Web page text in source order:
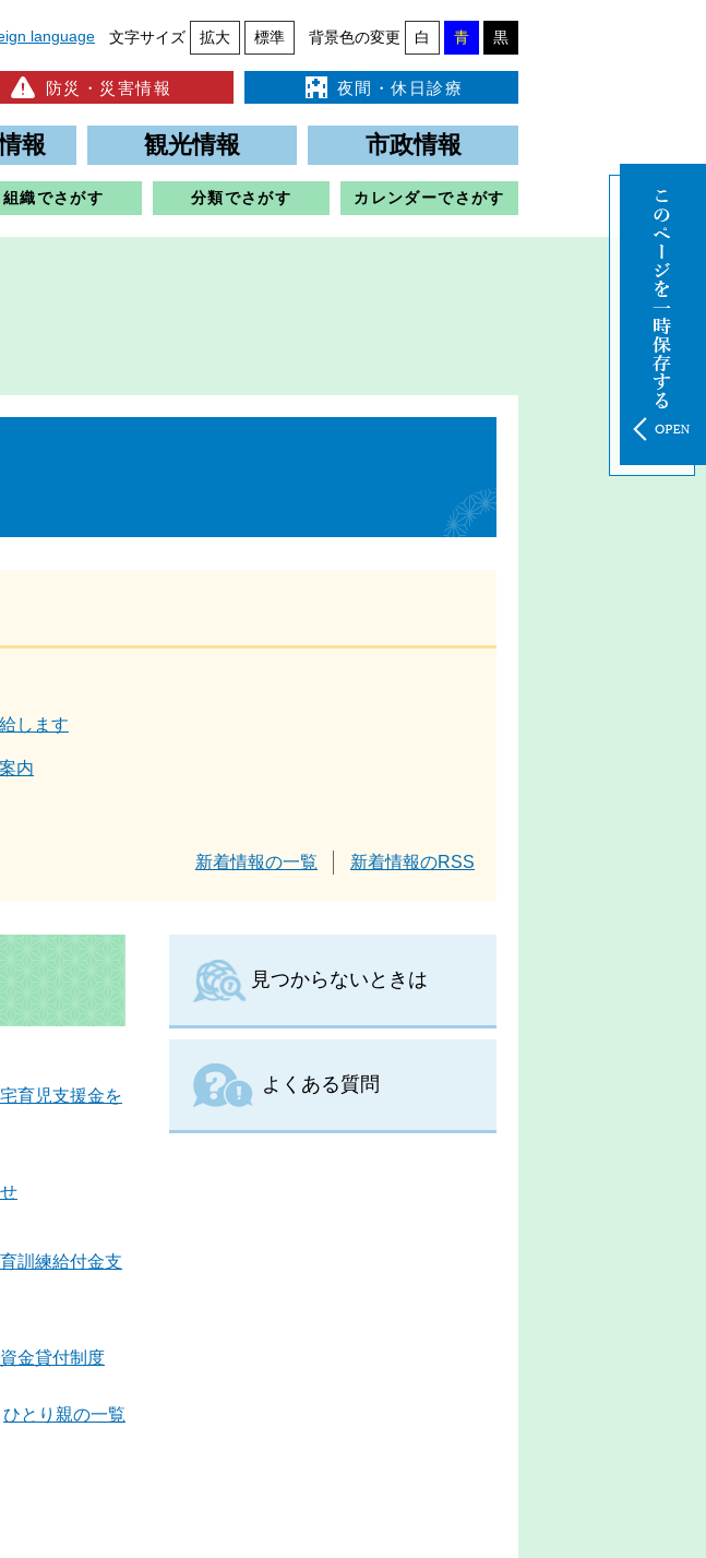
language 文字サイズ 拡大 標準 背景色の変更 白 青 黒
防災・災害情報 夜間・休日診療
報 観光情報 市政情報
組織でさがす 分類でさがす カレンダーでさがす
します
内
新着情報の一覧 新着情報のRSS
育児支援金を
訓練給付金支
金貸付制度
ひとり親の一覧
見つからないときは
よくある質問